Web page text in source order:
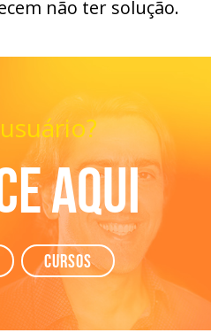
não ter solução.
aqui
Cursos